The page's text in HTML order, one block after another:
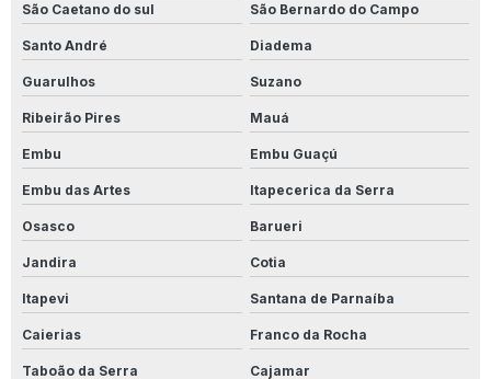
Produto Para Limpar Parede Encardida
Produto Para Limpar Parede Com Mofo
Produto Para Limpar Parede Pintada
Produto Para Limpar Parede Suja
Produto Para Limpar Piso Antiderrapante
Produto Para Limpar Piso Branco
Produto Para Limpar Piso Do Banheiro
São Caetano do sul
São Bernardo do Campo
Santo André Diadema
Guarulhos Suzano
Ribeirão Pires Mauá
Embu Embu Guaçú
Embu das Artes Itapecerica da Serra
Osasco Barueri
Jandira Cotia
Itapevi Santana de Parnaíba
Caierias Franco da Rocha
Taboão da Serra Cajamar